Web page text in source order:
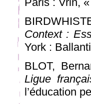
Context :
York :
BLOT,
Ligue
l’éducation